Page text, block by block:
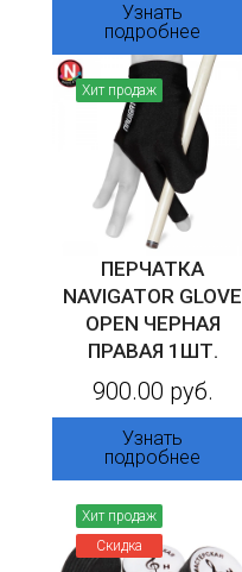
Узнать
подробнее
Хит продаж
ПЕРЧАТКА
NAVIGATOR GLOVE
OPEN ЧЕРНАЯ
ПРАВАЯ 1ШТ.
900.00 руб.
Узнать
подробнее
Хит продаж
Скидка